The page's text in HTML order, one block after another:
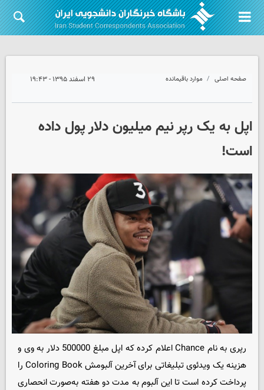
صفحه اصلی موارد باقیمانده ۲۹ اسفند ۱۳۹۵ - ۱۹:۴۳
اپل به یک رپر نیم میلیون دلار پول داده
است!
رپری به نام Chance اعلام کرده که اپل مبلغ 500000 دلار به وی و
هزینه یک ویدئوی تبلیغاتی برای آخرین آلبومش Coloring Book را
پرداخت کرده است تا این آلبوم به مدت دو هفته به‌صورت انحصاری